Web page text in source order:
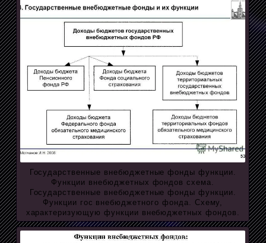
Государственные внебюджетные фонды функции.
Функции внебюджетных фондов схема.
Государственные внебюджетные фонды функции.
Функции гос внебюджетного фонда. Схему,
характеризующую функции внебюджетных фондов.